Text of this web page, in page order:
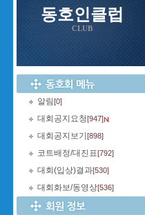
동호인클럽
CLUB
알림[0]
대회공지요청[947]
대회공지보기 [898]
코트배정/대진표[792]
대회(입상)결과[530]
대회화보/동영상[536]